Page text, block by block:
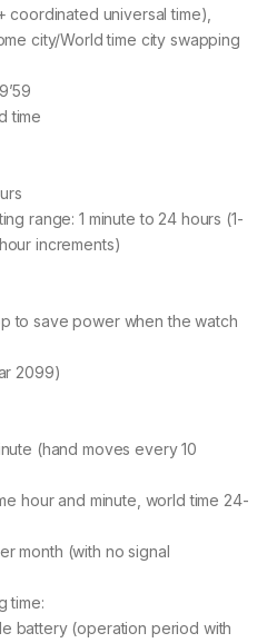
coordinated universal time),
city/World time city swapping
time
range: 1 minute to 24 hours (1-
increments)
to save power when the watch
2099)
(hand moves every 10
hour and minute, world time 24-
month (with no signal
time:
battery (operation period with